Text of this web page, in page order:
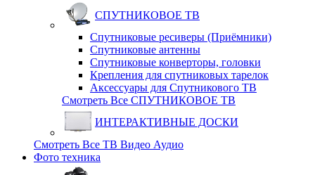
СПУТНИКОВОЕ ТВ
Спутниковые ресиверы (Приёмники)
Спутниковые антенны
Спутниковые конверторы, головки
Крепления для спутниковых тарелок
Аксессуары для Спутникового ТВ
Смотреть Все СПУТНИКОВОЕ ТВ
ИНТЕРАКТИВНЫЕ ДОСКИ
Смотреть Все ТВ Видео Аудио
Фото техника